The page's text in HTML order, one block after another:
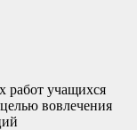
работ учащихся
вовлечения